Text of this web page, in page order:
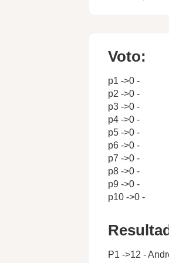
Voto:
p1 ->0 -
p2 ->0 -
p3 ->0 -
p4 ->0 -
p5 ->0 -
p6 ->0 -
p7 ->0 -
p8 ->0 -
p9 ->0 -
p10 ->0 -
P1 ->12 -